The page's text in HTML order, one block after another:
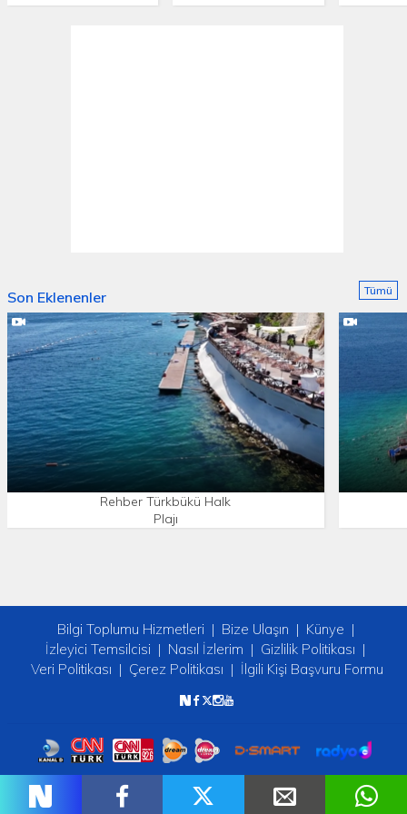
Son Eklenenler
Rehber Türkbükü Halk
Plajı
Tümü
Bilgi Toplumu Hizmetleri Bize Ulaşın
Künye
İzleyici Temsilcisi
Nasıl İzlerim
Gizlilik Politikası
Veri Politikası
Çerez Politikası İlgili Kişi Başvuru Formu